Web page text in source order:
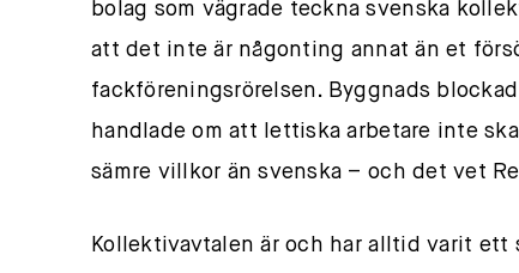
bolag som vägrade teckna svenska
att det inte är någonting annat än et
fackföreningsrörelsen. Byggnads
handlade om att lettiska arbetare inte
sämre villkor än svenska – och det vet
Kollektivavtalen är och har alltid varit ett